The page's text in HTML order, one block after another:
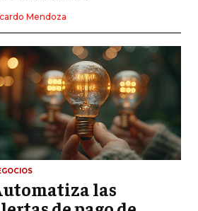
Y SELECCIÓN
DE PERSONAL
DEL DESEMPEÑO
Y CLIMA ORGANIZACIONAL
EMPRESARIAL Y
SOCIAL
Mendoza
las